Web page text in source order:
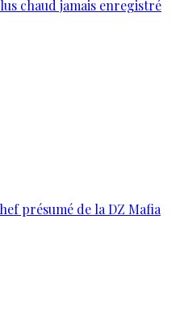
chaud jamais enregistré
présumé de la DZ Mafia